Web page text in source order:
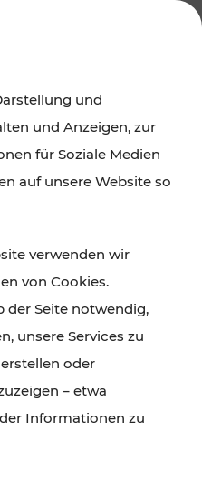
das Burgenland
Gastronomie,
– viele
und Fahrplan-
schnell erreichbar.
und
und Anzeigen, zur
für Soziale Medien
auf unsere Website so
verwenden wir
von Cookies.
der Seite notwendig,
unsere Services zu
oder
– etwa
Informationen zu